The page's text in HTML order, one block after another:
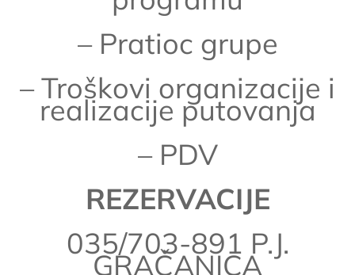
– Pratioc grupe
– Troškovi organizacije i
realizacije putovanja
– PDV
REZERVACIJE
035/703-891 P.J.
GRAČANICA